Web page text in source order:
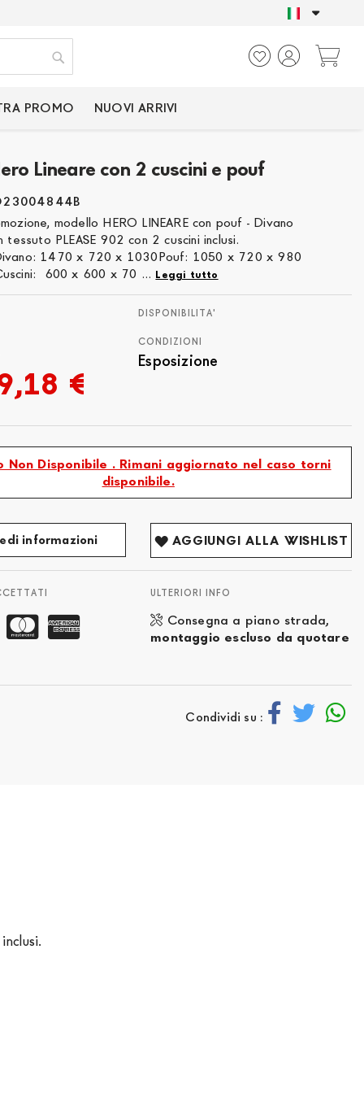
SOLO PRODOTTI
Cerca
PROMO NUOVI ARRIVI
Lineare con 2 cuscini e pouf
modello HERO LINEARE con pouf - Divano
tessuto PLEASE 902 con 2 cuscini inclusi.
1470 x 720 x 1030Pouf: 1050 x 720 x 980
600 x 600 x 70 ... Leggi tutto
€
DISPONIBILITA'
CONDIZIONI
Esposizione
Non Disponibile . Rimani aggiornato nel caso torni
disponibile.
informazioni AGGIUNGI ALLA WISHLIST
ULTERIORI INFO
Consegna a piano strada,
montaggio escluso da quotare
Condividi su :